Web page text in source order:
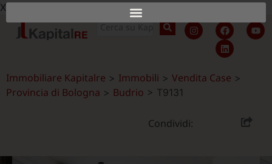
X
Immobiliare Kapitalre > Immobili > Vendita Case >
Provincia di Bologna > Budrio > T9131
Condividi: